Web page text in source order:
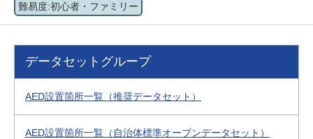
難易度:初心者・ファミリー
データセットグループ
AED設置箇所一覧（推奨データセット）
AED設置箇所一覧（自治体標準オープンデータセット）